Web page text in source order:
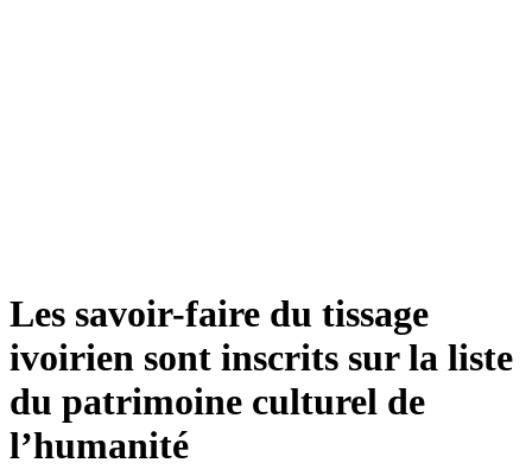
Les savoir-faire du tissage
ivoirien sont inscrits sur la liste
du patrimoine culturel de
l’humanité